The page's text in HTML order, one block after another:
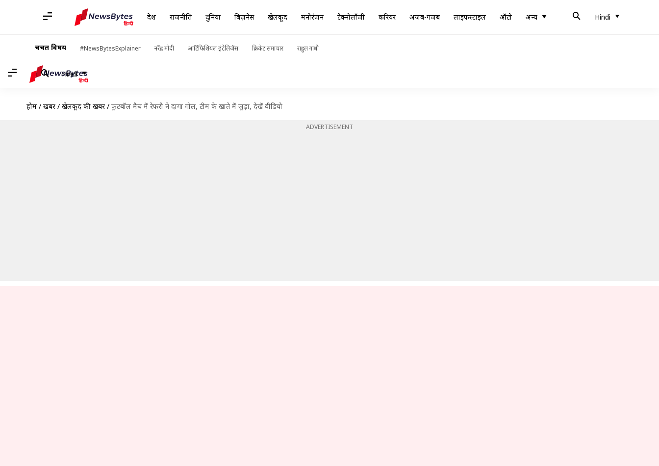
देश राजनीति दुनिया बिज़नेस खेलकूद मनोरंजन टेक्नोलॉजी करियर अजब-गजब लाइफस्टाइल ऑटो अन्य Hindi
चर्चित विषय #NewsBytesExplainer नरेंद्र मोदी आर्टिफिशियल इंटेलिजेंस क्रिकेट समाचार राहुल गांधी
Hindi
होम / खबरें / खेलकूद की खबरें / फुटबॉल मैच में रेफरी ने दागा गोल, टीम के खाते में जुड़ा, देखें वीडियो
ADVERTISEMENT